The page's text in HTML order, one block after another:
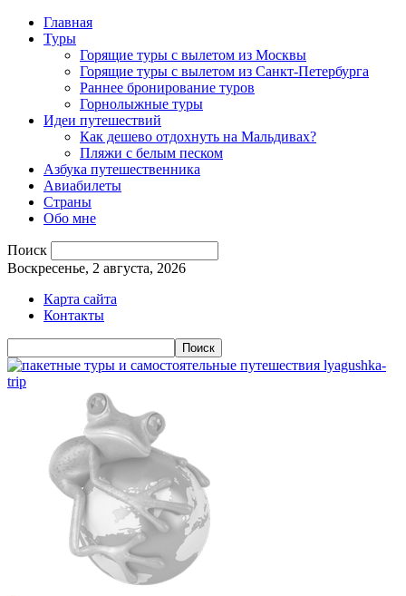
Главная
Туры
Горящие туры с вылетом из Москвы
Горящие туры с вылетом из Санкт-Петербурга
Раннее бронирование туров
Горнолыжные туры
Идеи путешествий
Как дешево отдохнуть на Мальдивах?
Пляжи с белым песком
Азбука путешественника
Авиабилеты
Страны
Обо мне
Поиск
Воскресенье, 2 августа, 2026
Карта сайта
Контакты
lyagushka-
trip